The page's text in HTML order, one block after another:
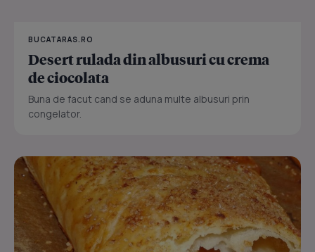
BUCATARAS.RO
Desert rulada din albusuri cu crema
de ciocolata
Buna de facut cand se aduna multe albusuri prin
congelator.